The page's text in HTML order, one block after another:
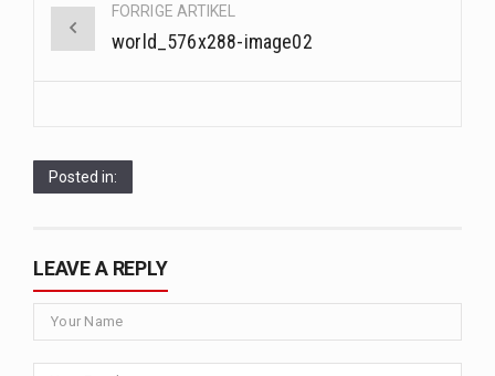
navigationFORRIGE ARTIKEL
world_576x288-image02
Posted in:
LEAVE A REPLY